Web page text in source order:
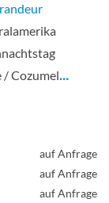
/ Cozumel…
auf Anfrage
auf Anfrage
auf Anfrage